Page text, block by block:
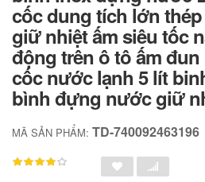
cốc dung tích lớn
giữ nhiệt ấm siêu tốc
động trên ô tô ấm
cốc nước lạnh 5 lít
bình đựng nước giữ
MÃ SẢN PHẨM: TD-740092463196